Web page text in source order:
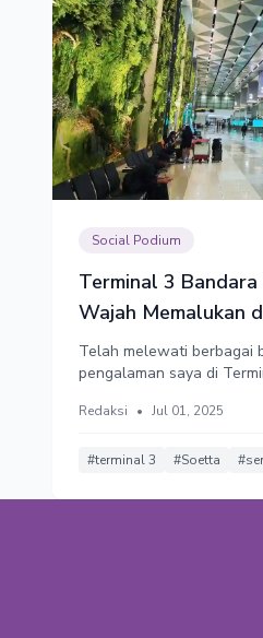
Social Podium
Terminal 3
Wajah Memalukan
Telah melewati berbagai
pengalaman saya di
mencerminkan
keteraturan. Orang
Redaksi • Jul 01, 2025
#terminal 3 #Soetta